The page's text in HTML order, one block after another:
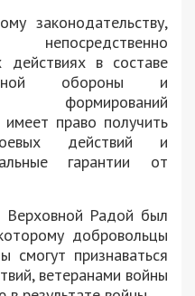
законодательству,
действиях в составе
обороны и
формирований
право получить
действий и
гарантии от
Радой был
добровольцы
смогут признаваться
ветеранами войны